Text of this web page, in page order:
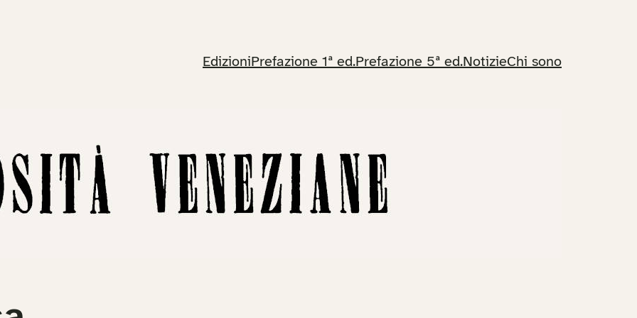
EdizioniPrefazione 1ª ed.Prefazione 5ª ed.NotizieChi sono